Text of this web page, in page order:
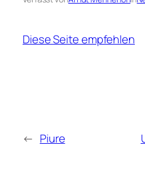
Diese Seite empfehlen
← Piure